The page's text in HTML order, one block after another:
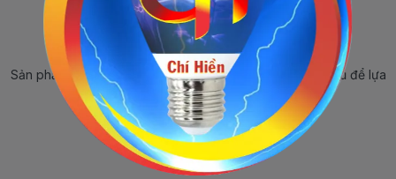
Sản phẩm ngừng bán
Sản phẩm này hiện tại đã ngừng bán. Hãy trở về trang chủ để lựa
chọn sản phẩm khác.
Quay lại trang chủ